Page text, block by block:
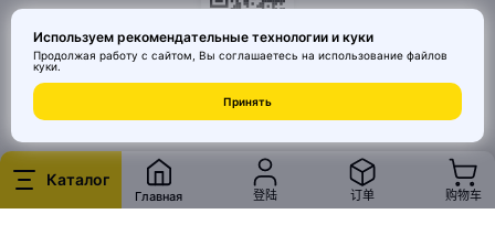
Каталог
Главная 登陆 订单 购物车
© 2026 MAI HE MAI. Маркетплейс дизайнерских товаров со всего
Китая по ценам заводов. Все права защищены.
Используем рекомендательные технологии и куки
Продолжая работу с сайтом, Вы соглашаетесь на использование файлов
куки.
Принять